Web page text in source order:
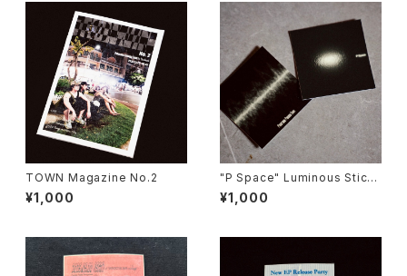
TOWN Magazine No.2
¥1,000
"P Space" Luminous Stick
er Set
¥1,000